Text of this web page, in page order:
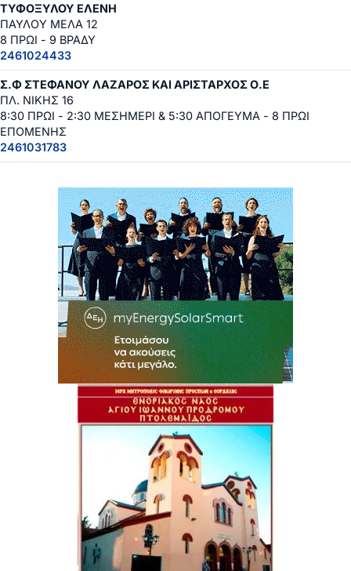
ΤΥΦΟΞΥΛΟΥ ΕΛΕΝΗ
ΠΑΥΛΟΥ ΜΕΛΑ 12
8 ΠΡΩΙ - 9 ΒΡΑΔΥ
2461024433
Σ.Φ ΣΤΕΦΑΝΟΥ ΛΑΖΑΡΟΣ ΚΑΙ ΑΡΙΣΤΑΡΧΟΣ Ο.Ε
ΠΛ. ΝΙΚΗΣ 16
8:30 ΠΡΩΙ - 2:30 ΜΕΣΗΜΕΡΙ & 5:30 ΑΠΟΓΕΥΜΑ - 8 ΠΡΩΙ
ΕΠΟΜΕΝΗΣ
2461031783